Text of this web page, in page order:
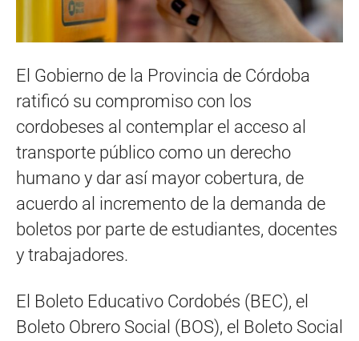
El Gobierno de la Provincia de Córdoba
ratificó su compromiso con los
cordobeses al contemplar el acceso al
transporte público como un derecho
humano y dar así mayor cobertura, de
acuerdo al incremento de la demanda de
boletos por parte de estudiantes, docentes
y trabajadores.
El Boleto Educativo Cordobés (BEC), el
Boleto Obrero Social (BOS), el Boleto Social